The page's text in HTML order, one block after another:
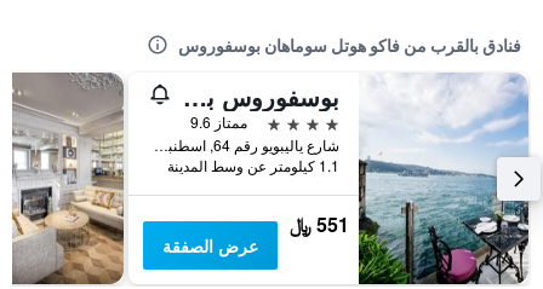
فنادق بالقرب من فاكو هوتل سوماهان بوسفوروس
بوسفوروس بالاس هوتل
4 نجوم
ممتاز 9.6
شارع ياليبويو رقم 64, اسطنبول, تركيا
1.1 كيلومتر عن وسط المدينة
551 ﷼
عرض الصفقة